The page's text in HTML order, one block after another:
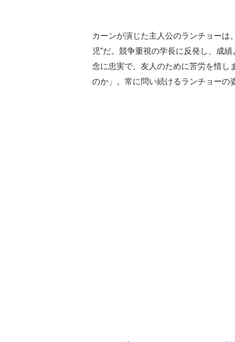
カーンが演じた主人公のランチョーは
児”だ。競争重視の学長に反発し、成
念に忠実で、友人のために苦労を惜し
のか」。常に問い続けるランチョーの